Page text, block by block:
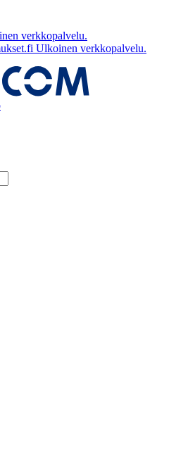
verkkopalvelu.
Ulkoinen verkkopalvelu.